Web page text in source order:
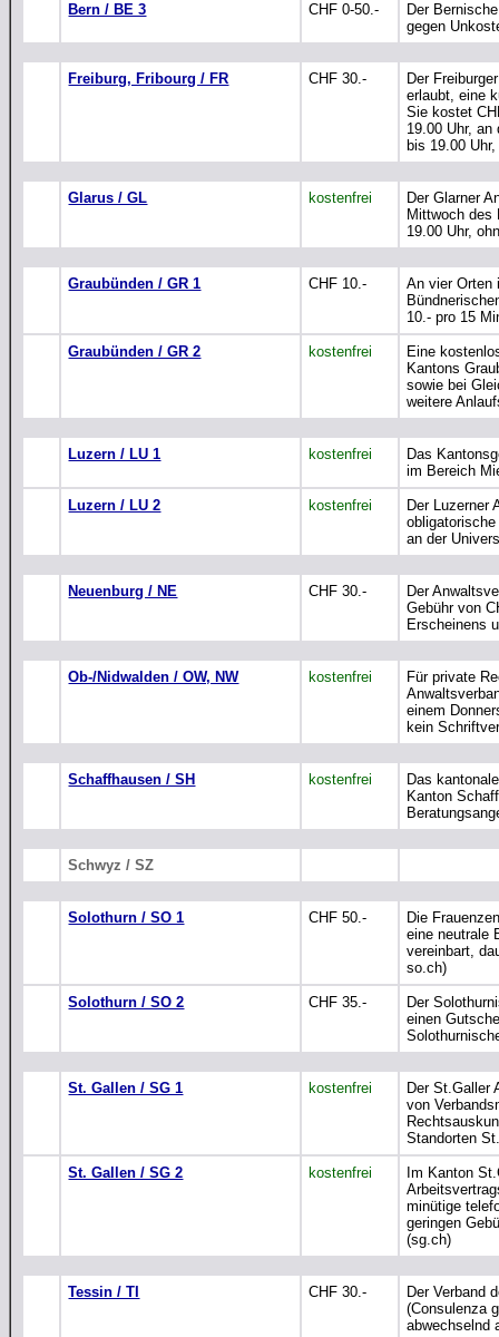
Bern / BE 3 CHF 0-50.-
Der
gegen
Freiburg, Fribourg / FR CHF 30.-
Der
erlaubt, eine
Sie kostet
19.00 Uhr,
bis 19.00
Glarus / GL kostenfrei
Der Glarner
Mittwoch des
19.00 Uhr,
Graubünden / GR 1 CHF 10.-
An vier Orten
10.- pro 15
Graubünden / GR 2 kostenfrei
Eine
Kantons
sowie bei
weitere
Luzern / LU 1 kostenfrei
Das
im Bereich
Luzern / LU 2 kostenfrei
Der Luzerner
an der
Neuenburg / NE CHF 30.-
Der
Gebühr von
Erscheinens
Ob-/Nidwalden / OW, NW kostenfrei
Für private
einem
kein
Schaffhausen / SH kostenfrei
Das
Kanton
Schwyz / SZ
Solothurn / SO 1 CHF 50.-
Die
eine neutrale
vereinbart,
so.ch)
Solothurn / SO 2 CHF 35.-
Der
einen
St. Gallen / SG 1 kostenfrei
Der St.Galler
von
Standorten
St. Gallen / SG 2 kostenfrei
Im Kanton
minütige
geringen
(sg.ch)
Tessin / TI CHF 30.-
Der Verband
(Consulenza
abwechselnd